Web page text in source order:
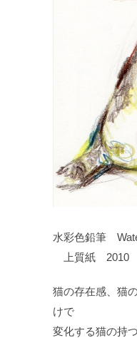
水彩色鉛筆
上質紙 2010
猫の存在感、猫
けで
変化する猫の持